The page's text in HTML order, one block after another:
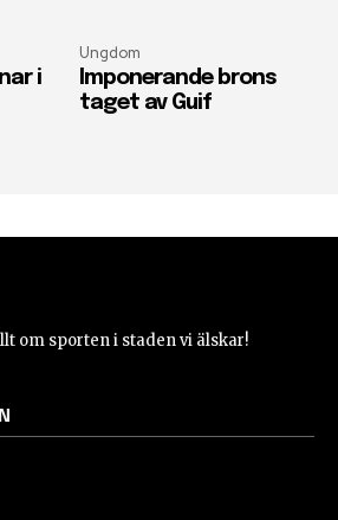
i
Ungdom
Imponerande brons
taget av Guif
om sporten i staden vi älskar!